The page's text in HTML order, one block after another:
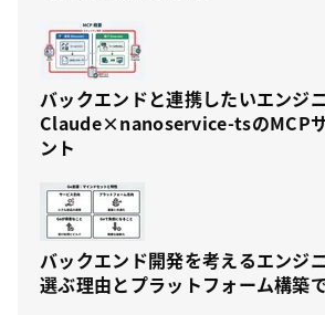
バックエンドと連携したいエンジ
Claude×nanoservice-tsのMCP
ント
バックエンド開発を考えるエンジ
選ぶ理由とプラットフォーム構築